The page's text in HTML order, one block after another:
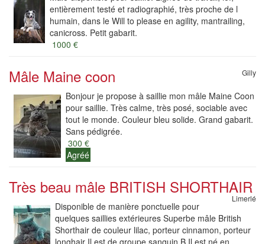
entièrement testé et radiographié, très proche de l
humain, dans le Will to please en agility, mantrailing,
canicross. Petit gabarit.
1000 €
Mâle Maine coon Gilly
Bonjour je propose à saillie mon mâle Maine Coon
pour saillie. Très calme, très posé, sociable avec
tout le monde. Couleur bleu solide. Grand gabarit.
Sans pédigrée.
300 €
Agréé
Très beau mâle BRITISH SHORTHAIR
Limerlé
Disponible de manière ponctuelle pour
quelques saillies extérieures Superbe mâle British
Shorthair de couleur lilac, porteur cinnamon, porteur
longhair Il est de groupe sanguin B Il est né en...